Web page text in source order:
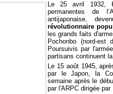
Le 25 avril 1932,
permanentes de
antijaponaise,
révolutionnaire
les grands faits
Pochonbo (nord-
Poursuivis par
partisans continuent
Le 15 août 1945,
par le Japon, la
semaine après le
par l'ARPC dirigée